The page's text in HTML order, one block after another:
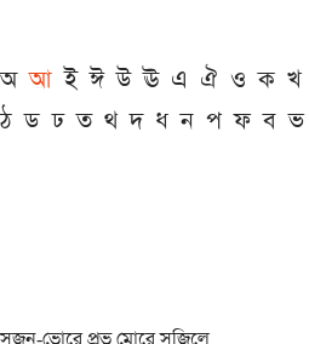
অ আ ই ঈ উ ঊ এ ঐ ও ক খ
ঠ ড ঢ ত থ দ ধ ন প ফ ব ভ